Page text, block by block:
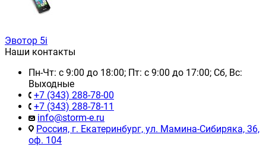
Эвотор 5i
Наши контакты
Пн-Чт: с 9:00 до 18:00; Пт: с 9:00 до 17:00; Сб, Вс:
Выходные
+7 (343) 288-78-00
+7 (343) 288-78-11
info@storm-e.ru
Россия, г. Екатеринбург, ул. Мамина-Сибиряка, 36,
оф. 104